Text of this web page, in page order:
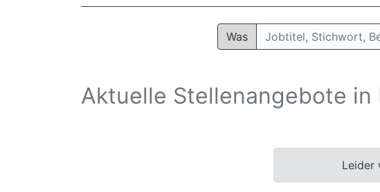
Was
Aktuelle Stellenangebote in
Leider